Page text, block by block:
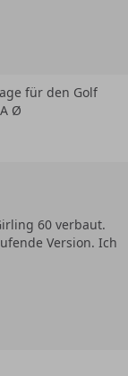
für den Golf
Ø
60 verbaut.
Version. Ich